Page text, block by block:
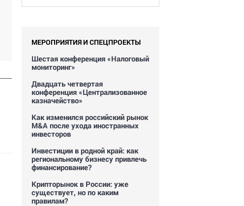
МЕРОПРИЯТИЯ И СПЕЦПРОЕКТЫ
Шестая конференция «Налоговый
мониторинг»
Двадцать четвертая
конференция «Централизованное
казначейство»
Как изменился российский рынок
M&A после ухода иностранных
инвесторов
Инвестиции в родной край: как
региональному бизнесу привлечь
финансирование?
Крипторынок в России: уже
существует, но по каким
правилам?